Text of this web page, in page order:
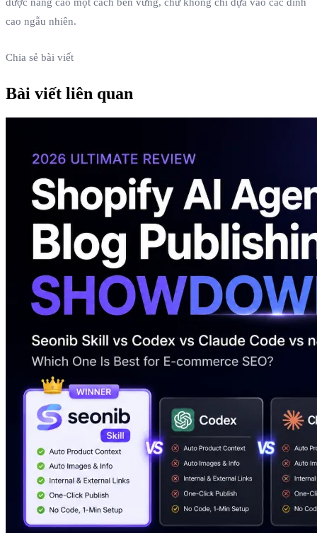
cao ngẫu nhiên.
Chia sẻ bài viết
Bài viết liên quan